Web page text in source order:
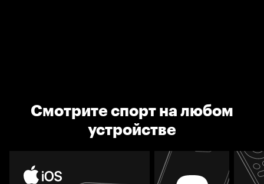
Смотрите спорт на любом
устройстве